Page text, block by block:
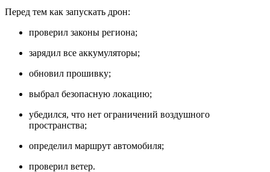
Перед тем как запускать дрон:
проверил законы региона;
зарядил все аккумуляторы;
обновил прошивку;
выбрал безопасную локацию;
убедился, что нет ограничений воздушного
пространства;
определил маршрут автомобиля;
проверил ветер.